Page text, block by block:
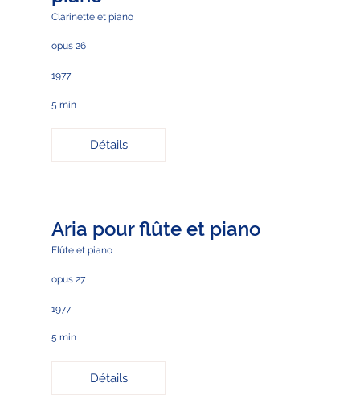
Clarinette et piano
opus 26
1977
5 min
Détails
Aria pour flûte et piano
Flûte et piano
opus 27
1977
5 min
Détails